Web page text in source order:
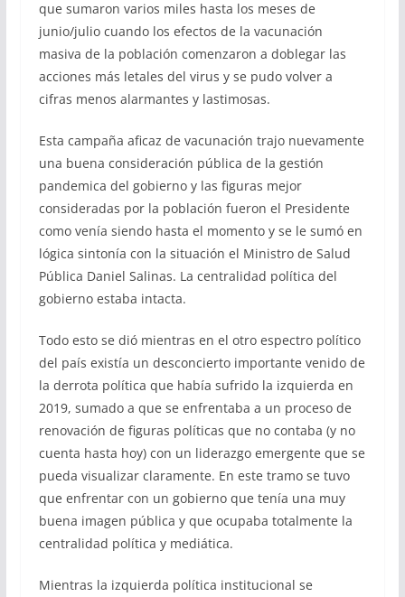
que sumaron varios miles hasta los meses de
junio/julio cuando los efectos de la vacunación
masiva de la población comenzaron a doblegar las
acciones más letales del virus y se pudo volver a
cifras menos alarmantes y lastimosas.
Esta campaña aficaz de vacunación trajo nuevamente
una buena consideración pública de la gestión
pandemica del gobierno y las figuras mejor
consideradas por la población fueron el Presidente
como venía siendo hasta el momento y se le sumó en
lógica sintonía con la situación el Ministro de Salud
Pública Daniel Salinas. La centralidad política del
gobierno estaba intacta.
Todo esto se dió mientras en el otro espectro político
del país existía un desconcierto importante venido de
la derrota política que había sufrido la izquierda en
2019, sumado a que se enfrentaba a un proceso de
renovación de figuras políticas que no contaba (y no
cuenta hasta hoy) con un liderazgo emergente que se
pueda visualizar claramente. En este tramo se tuvo
que enfrentar con un gobierno que tenía una muy
buena imagen pública y que ocupaba totalmente la
centralidad política y mediática.
Mientras la izquierda política institucional se